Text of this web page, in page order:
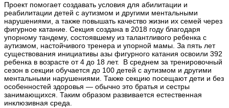
Проект помогает создавать условия для абилитации и
реабилитации детей с аутизмом и другими ментальными
нарушениями, а также повышать качество жизни их семей через
фигурное катание. Секция создана в 2018 году благодаря
упорному тандему, состоявшему из талантливого ребенка с
аутизмом, настойчивого тренера и упорной мамы. За пять лет
существования инициативы азы фигурного катания освоили 392
ребенка в возрасте от 4 до 18 лет. В среднем за тренировочный
сезон в секции обучается до 100 детей с аутизмом и другими
ментальными нарушениями. Также секцию посещают дети и без
особенностей здоровья — обычно это братья и сестры
занимающихся. Таким образом развивается естественная
инклюзивная среда.